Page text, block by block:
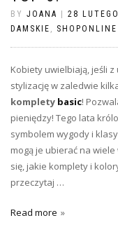
BY JOANA | 28
DAMSKIE
SHOPONLINE
Kobiety uwielbiają, jeśli
stylizację w zaledwie
komplety basic!
pieniędzy! Tego lata
symbolem wygody i
mogą je ubierać na
się, jakie komplety i
przeczytaj …
Read more